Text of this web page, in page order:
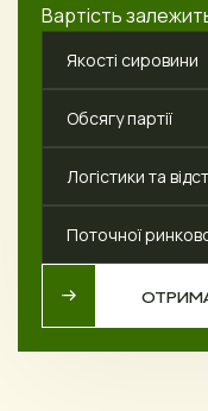
Вартість
Якості сировини
Обсягу партії
Логістики та
Поточної